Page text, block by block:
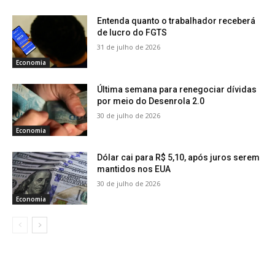
Economia
Entenda quanto o trabalhador receberá
de lucro do FGTS
31 de julho de 2026
Economia
Última semana para renegociar dívidas
por meio do Desenrola 2.0
30 de julho de 2026
Economia
Dólar cai para R$ 5,10, após juros serem
mantidos nos EUA
30 de julho de 2026